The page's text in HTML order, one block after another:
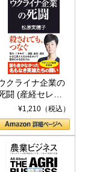
クライナ企業の
闘 (産経セレク
ト S 039)¥1,210（税込）